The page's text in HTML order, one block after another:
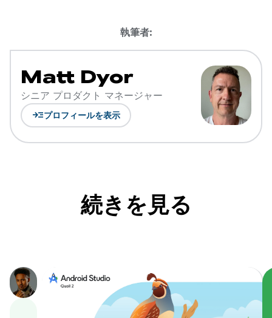
執筆者:
Matt Dyor
シニア プロダクト マネージャー
read_moreプロフィールを表示
続きを見る